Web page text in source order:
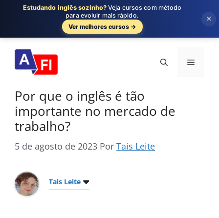
para
conteúdo
Menu
Por que o inglês é tão
importante no mercado de
trabalho?
5 de agosto de 2023 Por Tais Leite
Tais Leite
Estudando inglês sozinho? Veja cursos com método
para evoluir mais rápido.
Ver melhores cursos →
×